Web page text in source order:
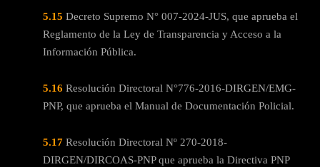
5.15 Decreto Supremo N° 007-2024-JUS, que aprueba el
Reglamento de la Ley de Transparencia y Acceso a la
Información Pública.
5.16 Resolución Directoral N°776-2016-DIRGEN/EMG-
PNP, que aprueba el Manual de Documentación Policial.
5.17 Resolución Directoral Nº 270-2018-
DIRGEN/DIRCOAS-PNP que aprueba la Directiva PNP